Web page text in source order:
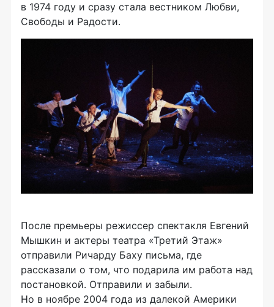
в 1974 году и сразу стала вестником Любви,
Свободы и Радости.
После премьеры режиссер спектакля Евгений
Мышкин и актеры театра «Третий Этаж»
отправили Ричарду Баху письма, где
рассказали о том, что подарила им работа над
постановкой. Отправили и забыли.
Но в ноябре 2004 года из далекой Америки